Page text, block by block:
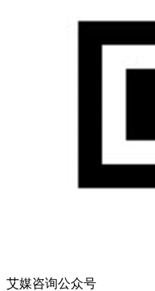
艾媒咨询公众号